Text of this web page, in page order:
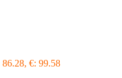
86.28, €: 99.58